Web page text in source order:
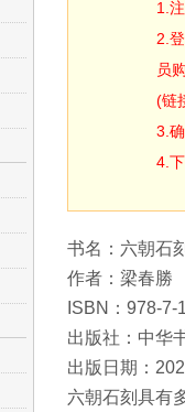
1.
2.
员
(链
3.
4.
书名：六朝石
作者：梁春勝
ISBN：978-7-
出版社：中华
出版日期：
六朝石刻具有